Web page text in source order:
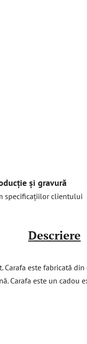
și gravură
specificațiilor clientului
Descriere
este fabricată
Carafa este un